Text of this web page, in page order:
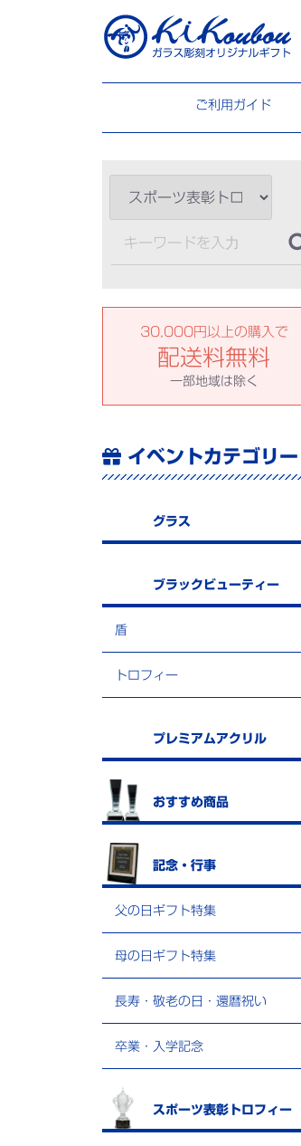
ご利用ガイド
30,000円以上の購入で
配送料無料
一部地域は除く
イベントカテゴリー
グラス
ブラックビューティー
盾
トロフィー
プレミアムアクリル
おすすめ商品
記念・行事
父の日ギフト特集
母の日ギフト特集
長寿・敬老の日・還暦祝い
卒業・入学記念
スポーツ表彰トロフィー